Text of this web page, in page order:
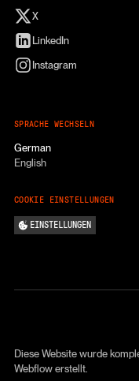
X
LinkedIn
Instagram
SPRACHE WECHSELN
German
English
COOKIE EINSTELLUNGEN
EINSTELLUNGEN
Diese Website wurde
Webflow erstellt.